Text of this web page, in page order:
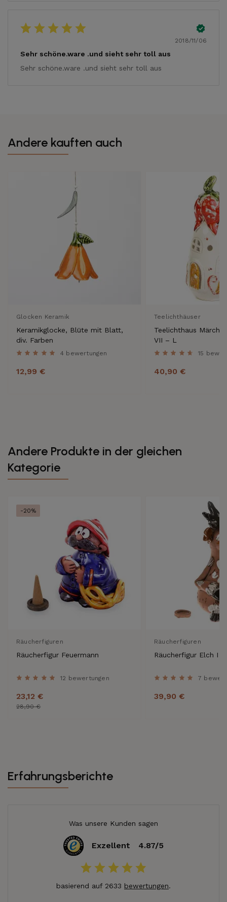
2018/11/06
Sehr schöne.ware .und sieht sehr toll aus
Sehr schöne.ware .und sieht sehr toll aus
Andere kauften auch
Glocken Keramik
Keramikglocke, Blüte mit Blatt,
div. Farben
4 bewertungen
12,99 €
Teelichthäuser
Teelichthaus
VII – L
15
40,90 €
Andere Produkte in der gleichen
Kategorie
Räucherfiguren
Räucherfigur Feuermann
12 bewertungen
23,12 €
28,90 €
-20%
Räucherfiguren
Räucherfigur Elch I
7
39,90 €
Erfahrungsberichte
Was unsere Kunden sagen
Exzellent 4.87/5
basierend auf 2633 bewertungen.